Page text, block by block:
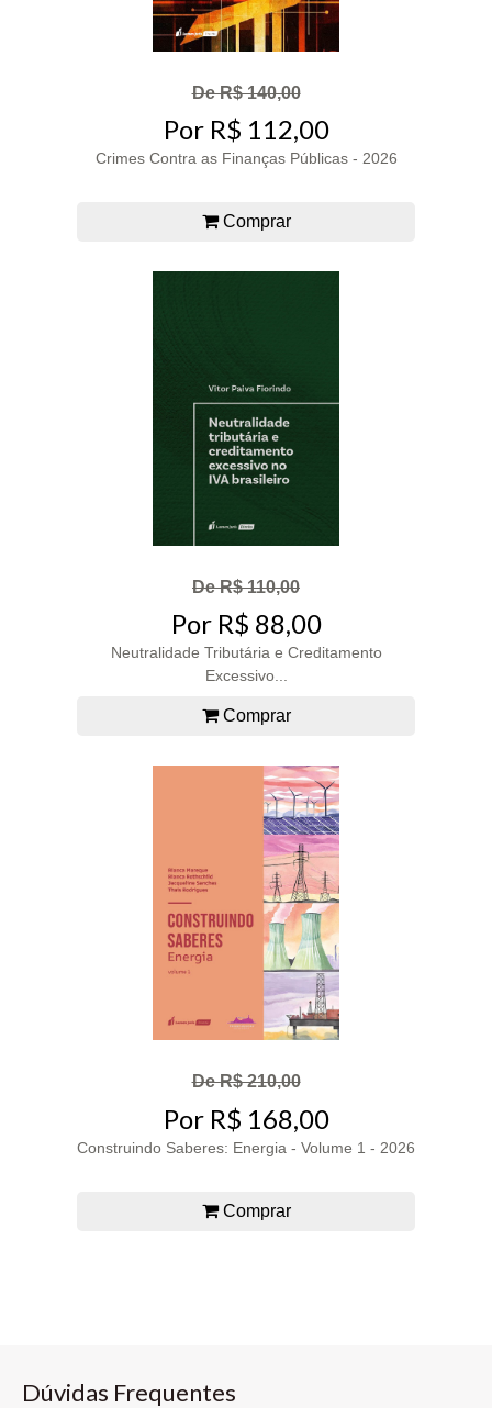
De R$ 140,00
Por R$ 112,00
Crimes Contra as Finanças Públicas - 2026
Comprar
De R$ 110,00
Por R$ 88,00
Neutralidade Tributária e Creditamento
Excessivo...
Comprar
De R$ 210,00
Por R$ 168,00
Construindo Saberes: Energia - Volume 1 - 2026
Comprar
Dúvidas Frequentes